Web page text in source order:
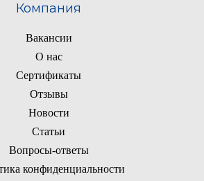
Компания
Вакансии
О нас
Сертификаты
Отзывы
Новости
Статьи
Вопросы-ответы
конфиденциальности